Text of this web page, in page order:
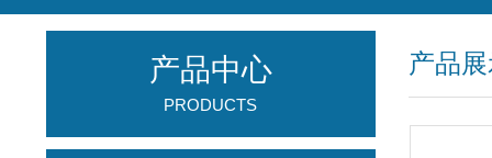
产品
产品中心
PRODUCTS